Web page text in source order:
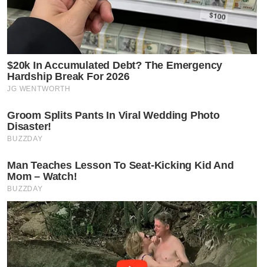
$20k In Accumulated Debt? The Emergency
Hardship Break For 2026
JG WENTWORTH
Groom Splits Pants In Viral Wedding Photo
Disaster!
BUZZDAY
Man Teaches Lesson To Seat-Kicking Kid And
Mom – Watch!
BUZZDAY